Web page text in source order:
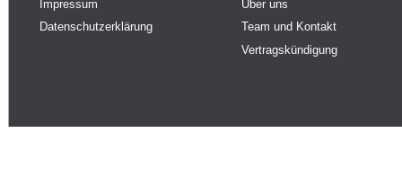
Impressum
Datenschutzerklärung
Über uns
Team und Kontakt
Vertragskündigung